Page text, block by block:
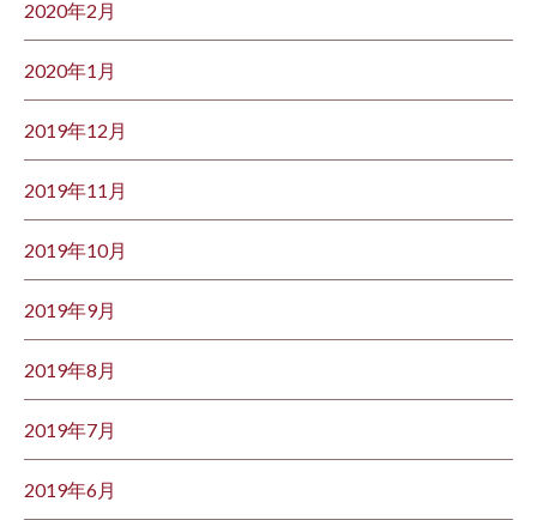
2020年2月
2020年1月
2019年12月
2019年11月
2019年10月
2019年9月
2019年8月
2019年7月
2019年6月